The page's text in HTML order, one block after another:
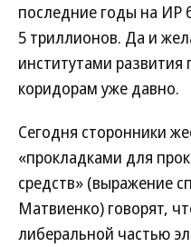
последние годы на ИР
5 триллионов. Да и
институтами развития
коридорам уже давно.
Сегодня сторонники
«прокладками для
средств» (выражение
Матвиенко) говорят,
либеральной частью